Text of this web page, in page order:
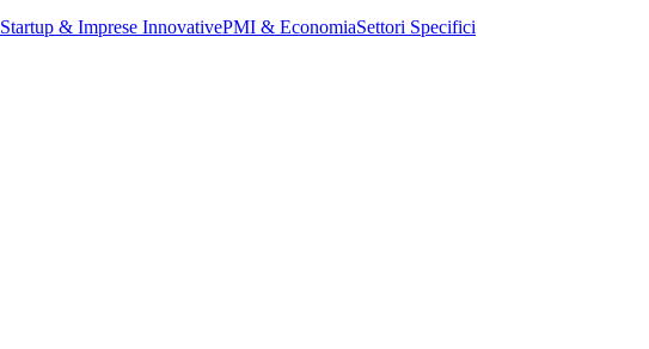
Startup & Imprese InnovativePMI & EconomiaSettori Specifici